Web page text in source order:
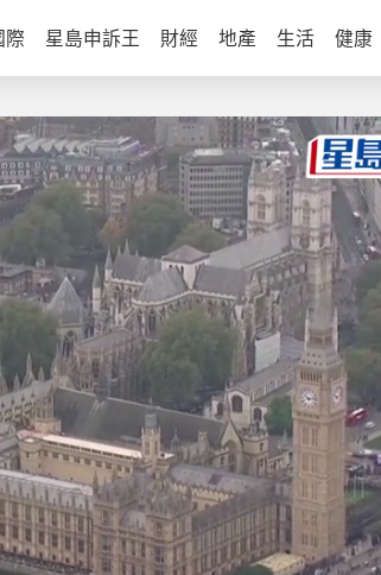
際 星島申訴王 財經 地產 生活 健康